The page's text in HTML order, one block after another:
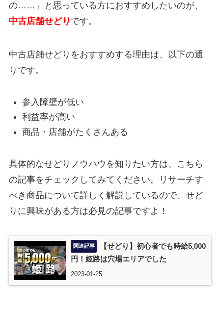
の……」と思っている方におすすめしたいのが、
中古店舗せどり です。
中古店舗せどりをおすすめする理由は、以下の通
りです。
参入障壁が低い
利益率が高い
商品・店舗がたくさんある
具体的なせどりノウハウを知りたい方は、こちら
の記事をチェックしてみてください。リサーチす
べき商品について詳しく解説しているので、せど
りに興味がある方は必見の記事ですよ！
【せどり】初心者でも時給5,000
円！姫路は穴場エリアでした
2023-01-25